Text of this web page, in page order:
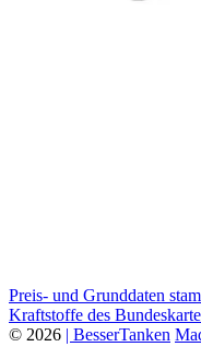
Preis- und Grunddaten
Kraftstoffe des
© 2026 | BesserTanken